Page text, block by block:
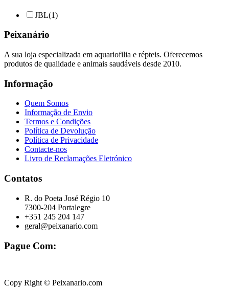
JBL(1)
Peixanário
A sua loja especializada em aquariofilia e répteis. Oferecemos
produtos de qualidade e animais saudáveis desde 2010.
Informação
Quem Somos
Informação de Envio
Termos e Condições
Política de Devolução
Política de Privacidade
Contacte-nos
Livro de Reclamações Eletrónico
Contatos
R. do Poeta José Régio 10
7300-204 Portalegre
+351 245 204 147
geral@peixanario.com
Pague Com:
Copy Right © Peixanario.com